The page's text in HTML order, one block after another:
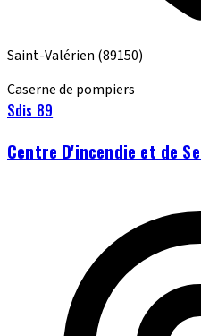
Saint-Valérien (89150)
Caserne de pompiers
Sdis 89
Centre D'incendie et de